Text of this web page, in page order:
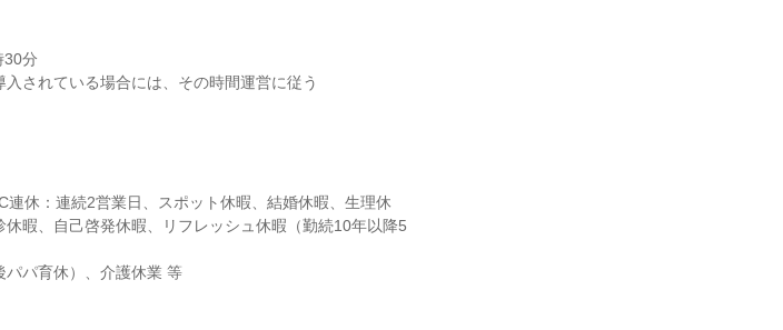
30分
されている場合には、その時間運営に従う
休：連続2営業日、スポット休暇、結婚休暇、生理休
暇、自己啓発休暇、リフレッシュ休暇（勤続10年以降5
パパ育休）、介護休業 等